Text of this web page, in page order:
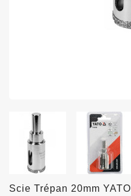
Scie Trépan 20mm YATO